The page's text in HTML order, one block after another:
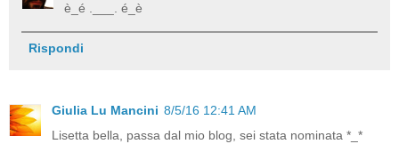
è_é .___. é_è
Rispondi
Giulia Lu Mancini 8/5/16 12:41 AM
Lisetta bella, passa dal mio blog, sei stata nominata *_*